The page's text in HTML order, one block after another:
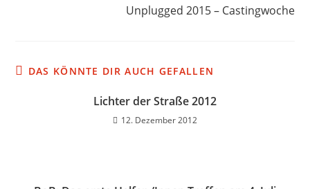
Unplugged 2015 – Castingwoche
DAS KÖNNTE DIR AUCH GEFALLEN
Lichter der Straße 2012
12. Dezember 2012